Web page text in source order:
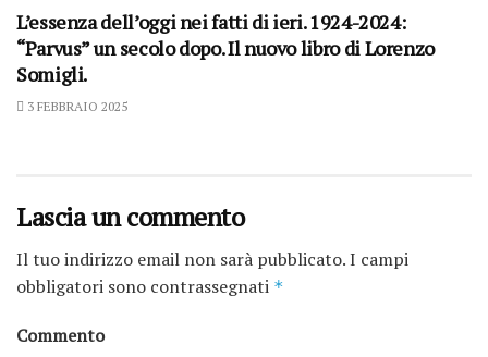
L’essenza dell’oggi nei fatti di ieri. 1924-2024:
“Parvus” un secolo dopo. Il nuovo libro di Lorenzo
Somigli.
3 FEBBRAIO 2025
Lascia un commento
Il tuo indirizzo email non sarà pubblicato.I campi
obbligatori sono contrassegnati *
Commento